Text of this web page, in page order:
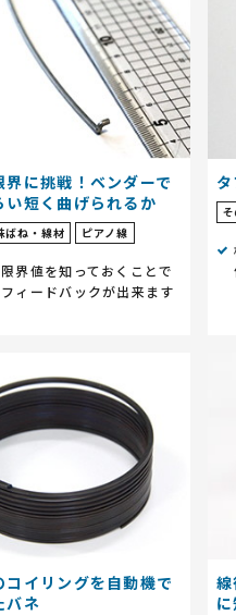
界に挑戦！ベンダーで
い短く曲げられるか
ばね・線材 ピアノ線
界値を知っておくことで
ィードバックが出来ます
コイリングを自動機で
バネ